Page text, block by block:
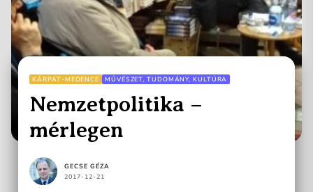
KÁRPÁT-MEDENCE MŰVÉSZET, TUDOMÁNY, KULTÚRA
Nemzetpolitika –
mérlegen
GECSE GÉZA
2017-12-21